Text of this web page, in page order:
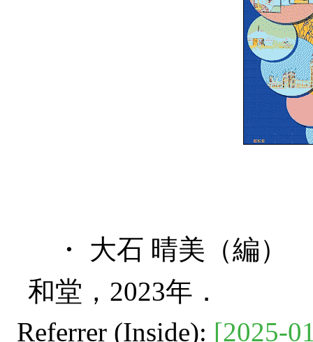
・ 大石 晴美（編）
和堂，2023年．
Referrer (Inside): [2025-